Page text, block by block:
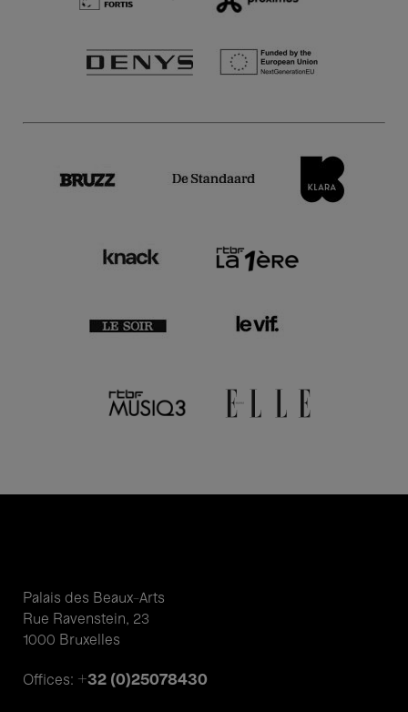
Palais des Beaux-Arts
Rue Ravenstein, 23
1000 Bruxelles
Offices: +32 (0)25078430